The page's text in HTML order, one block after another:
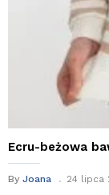
Ecru-beżowa
By Joana 24 lipca